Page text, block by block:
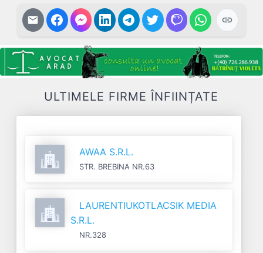
ULTIMELE FIRME ÎNFIINȚATE
AWAA S.R.L.
STR. BREBINA NR.63
LAURENTIUKOTLACSIK MEDIA
S.R.L.
NR.328